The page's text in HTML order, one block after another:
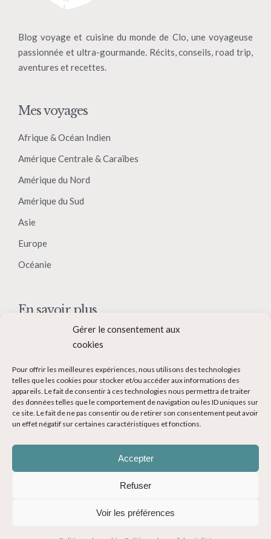
Gérer le consentement aux
cookies
Pour offrir les meilleures expériences, nous utilisons des technologies
telles que les cookies pour stocker et/ou accéder aux informations des
appareils. Le fait de consentir à ces technologies nous permettra de traiter
des données telles que le comportement de navigation ou les ID uniques sur
ce site. Le fait de ne pas consentir ou de retirer son consentement peut avoir
un effet négatif sur certaines caractéristiques et fonctions.
Accepter
Refuser
Voir les préférences
Blog voyage et cuisine du monde de Clo, une voyageuse
passionnée et ultra-gourmande. Récits, conseils, road trip,
aventures et recettes.
Mes voyages
Afrique & Océan Indien
Amérique Centrale & Caraïbes
Amérique du Nord
Amérique du Sud
Asie
Europe
Océanie
En savoir plus
Contact
Devenir Blogueur voyage
Ma Bucket List
© Copyright 2014-2024 - Evasions Gourmandes Blog Voyage - Tous